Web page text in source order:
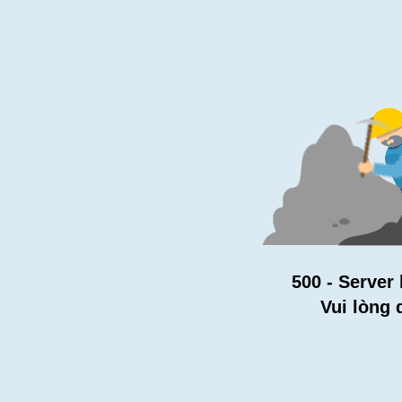
500 -
Vui lòng